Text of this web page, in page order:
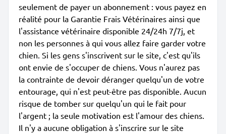
seulement de payer un abonnement : vous payez en
réalité pour la Garantie Frais Vétérinaires ainsi que
l'assistance vétérinaire disponible 24/24h 7/7j, et
non les personnes à qui vous allez faire garder votre
chien. Si les gens s'inscrivent sur le site, c'est qu'ils
ont envie de s'occuper de chiens. Vous n'aurez pas
la contrainte de devoir déranger quelqu'un de votre
entourage, qui n'est peut-être pas disponible. Aucun
risque de tomber sur quelqu'un qui le fait pour
l'argent ; la seule motivation est l'amour des chiens.
Il n'y a aucune obligation à s'inscrire sur le site